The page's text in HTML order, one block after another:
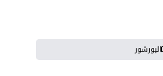
البورشور